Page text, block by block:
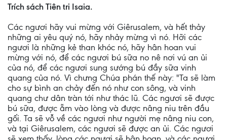
Trích sách Tiên tri Isaia.
Các ngươi hãy vui mừng với Giêrusalem, và hết thảy
những ai yêu quý nó, hãy nhảy mừng vì nó. Hỡi các
ngươi là những kẻ than khóc nó, hãy hân hoan vui
mừng với nó, để các ngươi bú sữa no nê nơi vú an ủi
của nó, để các ngươi sung sướng bú đầy sữa vinh
quang của nó. Vì chưng Chúa phán thế này: "Ta sẽ làm
cho sự bình an chảy đến nó như con sông, và vinh
quang chư dân tràn tới như thác lũ. Các ngươi sẽ được
bú sữa, được ẵm vào lòng và được nâng niu trên đầu
gối. Ta sẽ vỗ về các ngươi như người mẹ nâng niu con,
và tại Giêrusalem, các ngươi sẽ được an ủi. Các ngươi